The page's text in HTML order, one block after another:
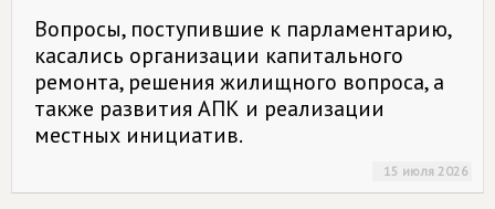
Вопросы, поступившие к парламентарию,
касались организации капитального
ремонта, решения жилищного вопроса, а
также развития АПК и реализации
местных инициатив.
15 июля 2026